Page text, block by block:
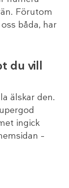
Förutom
båda, har
du vill
älskar den.
ingick
–